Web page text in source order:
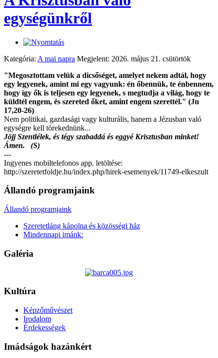
egységünkről
Kategória: A mai napra Megjelent: 2026. május 21. csütörtök
"Megosztottam velük a dicsőséget, amelyet nekem adtál, hogy
egy legyenek, amint mi egy vagyunk: én őbennük, te énbennem,
hogy így ők is teljesen egy legyenek, s megtudja a világ, hogy te
küldtél engem, és szereted őket, amint engem szerettél." (Jn
17,20-26)
Nem politikai, gazdasági vagy kulturális, hanem a Jézusban való
egységre kell törekednünk...
Jöjj Szentlélek, és tégy szabaddá és eggyé Krisztusban minket!
Ámen. (S)
---
Ingyenes mobiltelefonos app. letöltése:
http://szeretetfoldje.hu/index.php/hirek-esemenyek/11749-elkeszult
Állandó programjaink
Állandó programjaink
Szeretetláng kápolna és közösségi ház
Mindennapi imánk:
Galéria
Kultúra
Képzőművészet
Irodalom
Érdekességek
Imádságok hazánkért